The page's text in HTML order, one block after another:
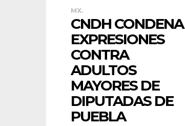
MX.
CNDH CONDENA
EXPRESIONES
CONTRA
ADULTOS
MAYORES DE
DIPUTADAS DE
PUEBLA